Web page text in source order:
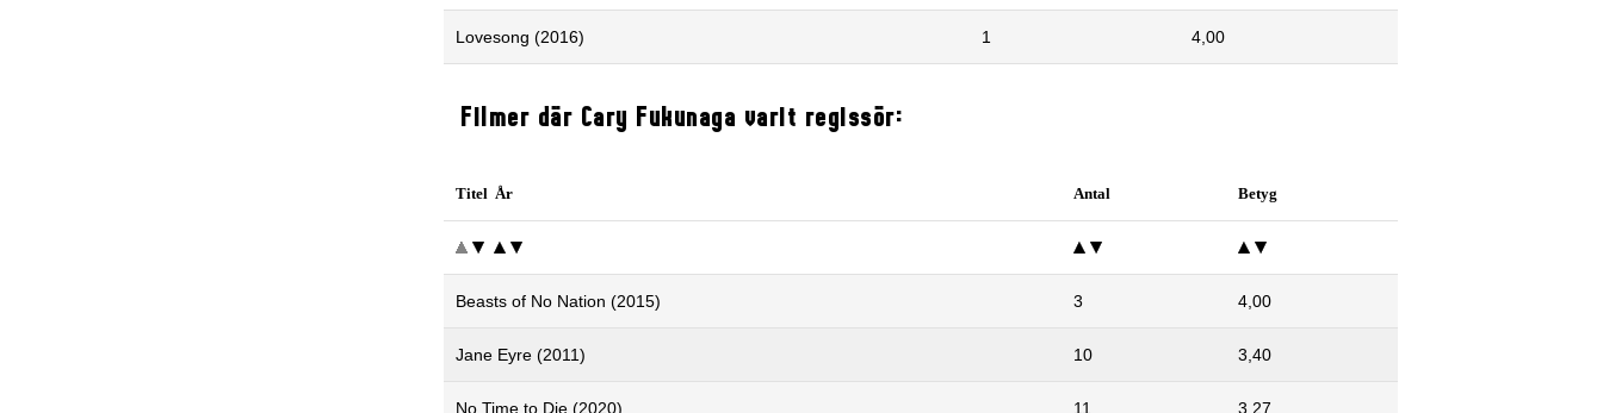
Lovesong (2016) 1 4,00
Filmer där Cary Fukunaga varit regissör:
Titel År Antal Betyg
Beasts of No Nation (2015) 3 4,00
Jane Eyre (2011) 10 3,40
No Time to Die (2020) 11 3,27